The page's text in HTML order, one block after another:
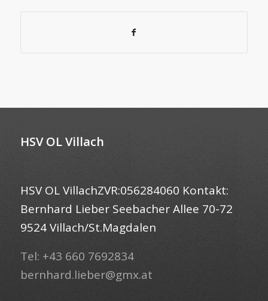
HSV OL Villach
HSV OL VillachZVR:056284060 Kontakt:
Bernhard Lieber Seebacher Allee 70-72
9524 Villach/St.Magdalen
Tel: +43 660 7692834
bernhard.lieber@gmx.at